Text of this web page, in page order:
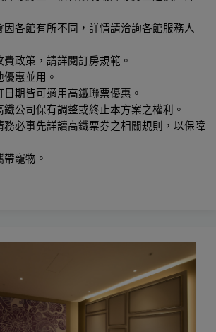
各館有所不同，詳情請洽詢各館服務人
政策，請詳閱訂房規範。
惠並用。
期皆可適用高鐵聯票優惠。
公司保有調整或終止本方案之權利。
務必事先詳讀高鐵票券之相關規則，以保障
寵物。